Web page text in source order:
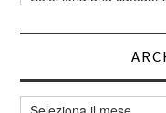
articoli
Archivi